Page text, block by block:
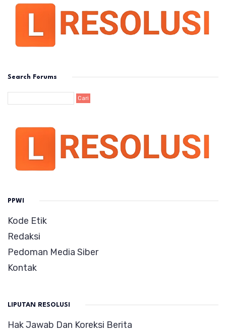
Search Forums
PPWI
Kode Etik
Redaksi
Pedoman Media Siber
Kontak
LIPUTAN RESOLUSI
Hak Jawab Dan Koreksi Berita